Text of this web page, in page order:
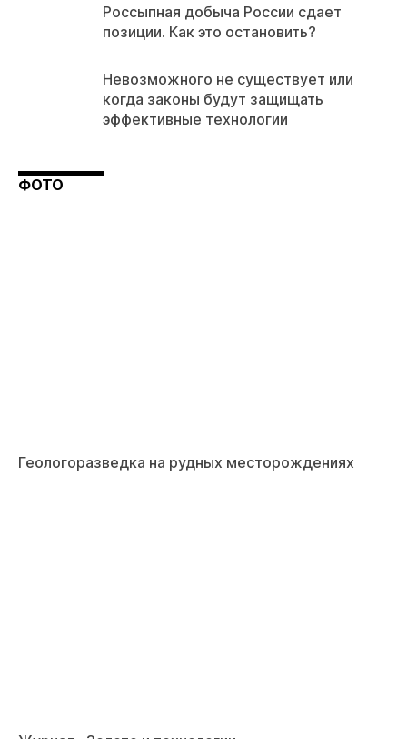
Россыпная добыча России сдает
позиции. Как это остановить?
Невозможного не существует или
когда законы будут защищать
эффективные технологии
ФОТО
Геологоразведка на рудных месторождениях